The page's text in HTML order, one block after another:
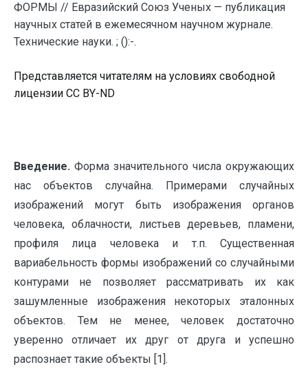
ФОРМЫ // Евразийский Союз Ученых — публикация
научных статей в ежемесячном научном журнале.
Технические науки. ; ():-.
Представляется читателям на условиях свободной
лицензии CC BY-ND
Введение. Форма значительного числа окружающих
нас объектов случайна. Примерами случайных
изображений могут быть изображения органов
человека, облачности, листьев деревьев, пламени,
профиля лица человека и т.п. Существенная
вариабельность формы изображений со случайными
контурами не позволяет рассматривать их как
зашумленные изображения некоторых эталонных
объектов. Тем не менее, человек достаточно
уверенно отличает их друг от друга и успешно
распознает такие объекты [1].